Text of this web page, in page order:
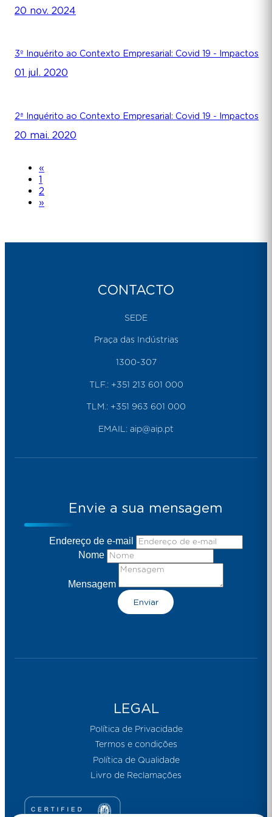
20 nov. 2024
3º Inquérito ao Contexto Empresarial: Covid 19 - Impactos
01 jul. 2020
2ª Inquérito ao Contexto Empresarial: Covid 19 - Impactos
20 mai. 2020
«
1
2
»
CONTACTO
SEDE
Praça das Indústrias
1300-307
TLF.: +351 213 601 000
TLM.: +351 963 601 000
EMAIL: aip@aip.pt
Envie a sua mensagem
Endereço de e-mail
Nome
Mensagem
Enviar
LEGAL
Política de Privacidade
Termos e condições
Política de Qualidade
Livro de Reclamações